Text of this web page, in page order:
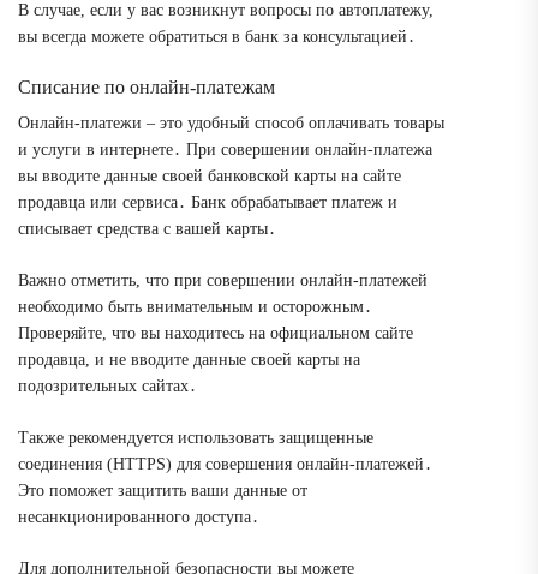
В случае, если у вас возникнут вопросы по автоплатежу,
вы всегда можете обратиться в банк за консультацией․
Списание по онлайн-платежам
Онлайн-платежи – это удобный способ оплачивать товары
и услуги в интернете․ При совершении онлайн-платежа
вы вводите данные своей банковской карты на сайте
продавца или сервиса․ Банк обрабатывает платеж и
списывает средства с вашей карты․
Важно отметить, что при совершении онлайн-платежей
необходимо быть внимательным и осторожным․
Проверяйте, что вы находитесь на официальном сайте
продавца, и не вводите данные своей карты на
подозрительных сайтах․
Также рекомендуется использовать защищенные
соединения (HTTPS) для совершения онлайн-платежей․
Это поможет защитить ваши данные от
несанкционированного доступа․
Для дополнительной безопасности вы можете